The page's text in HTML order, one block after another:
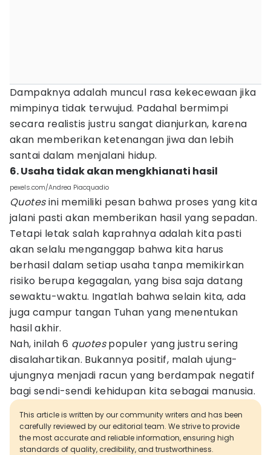
Dampaknya adalah muncul rasa kekecewaan jika
mimpinya tidak terwujud. Padahal bermimpi
secara realistis justru sangat dianjurkan, karena
akan memberikan ketenangan jiwa dan lebih
santai dalam menjalani hidup.
6. Usaha tidak akan mengkhianati hasil
pexels.com/Andrea Piacquadio
Quotesini memiliki pesan bahwa proses yang kita
jalani pasti akan memberikan hasil yang sepadan.
Tetapi letak salah kaprahnya adalah kita pasti
akan selalu menganggap bahwa kita harus
berhasil dalam setiap usaha tanpa memikirkan
risiko berupa kegagalan, yang bisa saja datang
sewaktu-waktu. Ingatlah bahwa selain kita, ada
juga campur tangan Tuhan yang menentukan
hasil akhir.
Nah, inilah 6 quotespopuler yang justru sering
disalahartikan. Bukannya positif, malah ujung-
ujungnya menjadi racun yang berdampak negatif
bagi sendi-sendi kehidupan kita sebagai manusia.
This article is written by our community writers and has been
carefully reviewed by our editorial team. We strive to provide
the most accurate and reliable information, ensuring high
standards of quality, credibility, and trustworthiness.